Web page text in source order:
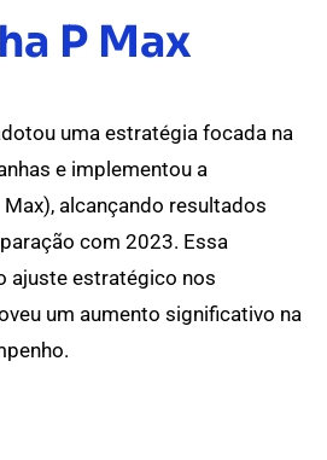
P Max
uma estratégia focada na
e implementou a
alcançando resultados
com 2023. Essa
ajuste estratégico nos
um aumento significativo na